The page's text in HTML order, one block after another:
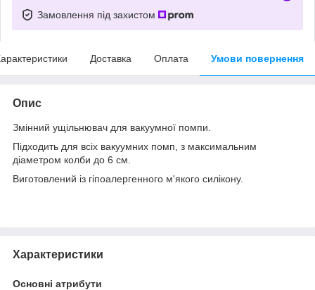
Замовлення під захистом
Доставка Оплата Умови повернення
Опис
Змінний ущільнювач для вакуумної помпи.
Підходить для всіх вакуумних помп, з максимальним
діаметром колби до 6 см.
Виготовлений із гіпоалергенного м'якого силікону.
Характеристики
Основні атрибути